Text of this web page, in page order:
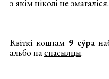
з якім ніколі не змагаліся.
Квіткі коштам 9 еўра
альбо паспасылцы.